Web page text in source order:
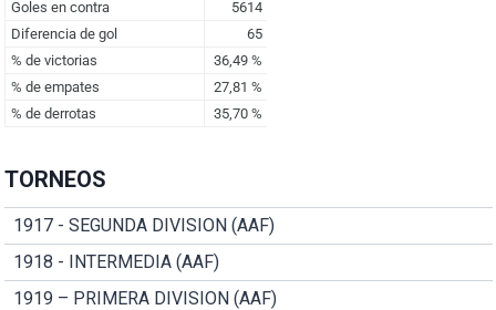
TORNEOS
1917 - SEGUNDA DIVISION (AAF)
1918 - INTERMEDIA (AAF)
1919 – PRIMERA DIVISION (AAF)